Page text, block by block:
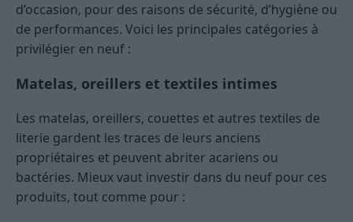
d’occasion, pour des raisons de sécurité, d’hygiène ou
de performances. Voici les principales catégories à
privilégier en neuf :
Matelas, oreillers et textiles intimes
Les matelas, oreillers, couettes et autres textiles de
literie gardent les traces de leurs anciens
propriétaires et peuvent abriter acariens ou
bactéries. Mieux vaut investir dans du neuf pour ces
produits, tout comme pour :